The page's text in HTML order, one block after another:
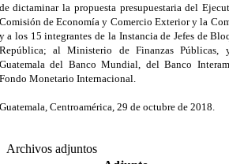
dictaminar la propuesta presupuestaria del
de Economía y Comercio Exterior y la
a los 15 integrantes de la Instancia de Jefes de
al Ministerio de Finanzas Públicas,
del Banco Mundial, del Banco
Monetario Internacional.
Centroamérica, 29 de octubre de 2018.
Archivos adjuntos